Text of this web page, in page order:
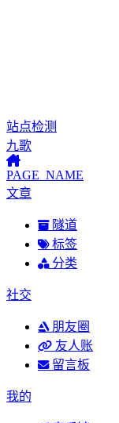
站点检测
九歌
PAGE_NAME
文章
隧道
标签
分类
社交
朋友圈
友人账
留言板
我的